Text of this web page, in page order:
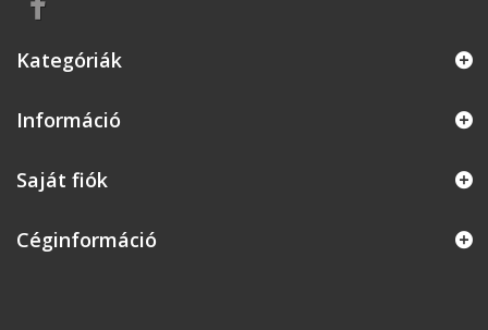
Kategóriák
Információ
Saját fiók
Céginformáció